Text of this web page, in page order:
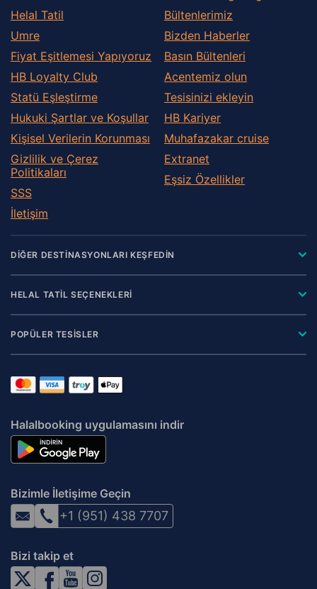
Helal Tatil
Umre
Fiyat Eşitlemesi Yapıyoruz
HB Loyalty Club
Statü Eşleştirme
Hukuki Şartlar ve Koşullar
Kişisel Verilerin Korunması
Gizlilik ve Çerez
Politikaları
SSS
İletişim
Bültenlerimiz
Bizden Haberler
Basın Bültenleri
Acentemiz olun
Tesisinizi ekleyin
HB Kariyer
Muhafazakar сruise
Extranet
Eşsiz Özellikler
DİĞER DESTİNASYONLARI KEŞFEDİN
HELAL TATİL SEÇENEKLERİ
POPÜLER TESİSLER
Halalbooking uygulamasını indir
Bizimle İletişime Geçin
+1 (951) 438 7707
Bizi takip et